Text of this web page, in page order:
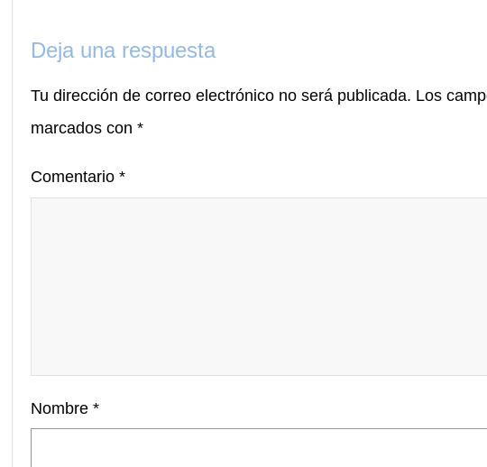
Deja una respuesta
Tu dirección de correo electrónico no será publicada. Los
marcados con *
Comentario *
Nombre *